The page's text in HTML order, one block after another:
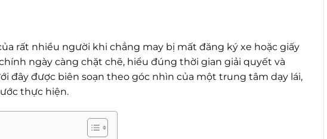
rất nhiều người khi chẳng may bị mất đăng ký xe hoặc giấy
ngày càng chặt chẽ, hiểu đúng thời gian giải quyết và
đây được biên soạn theo góc nhìn của một trung tâm dạy lái,
thực hiện.